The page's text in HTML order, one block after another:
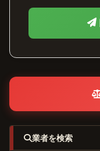
業者を検索